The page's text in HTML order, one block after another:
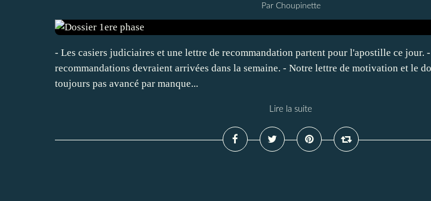
Par Choupinette
- Les casiers judiciaires et une lettre de recommandation partent pour l'apostille ce jour.
recommandations devraient arrivées dans la semaine. - Notre lettre de motivation et le
toujours pas avancé par manque...
Lire la suite